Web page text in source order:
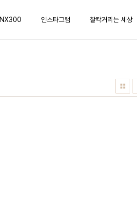
NX300 인스타그램 찰칵거리는 세상